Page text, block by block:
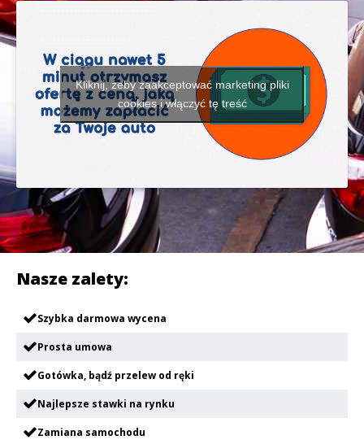
Kliknij, żeby zaakceptować marketing pliki
cookies i włączyć tę treść
Nasze zalety:
Szybka darmowa wycena
Prosta umowa
Gotówka, bądź przelew od ręki
Najlepsze stawki na rynku
Zamiana samochodu